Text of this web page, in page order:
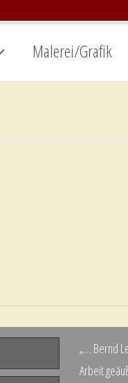
Malerei/Grafik
„… Bernd
Arbeit